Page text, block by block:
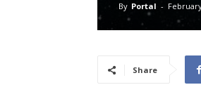
By Portal -
Share